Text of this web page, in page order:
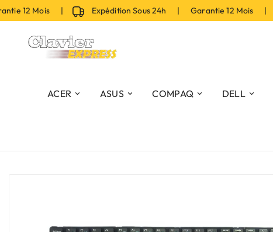
12 Mois | Expédition Sous 24h | Garantie 12 Mois |
ACER ASUS COMPAQ DELL